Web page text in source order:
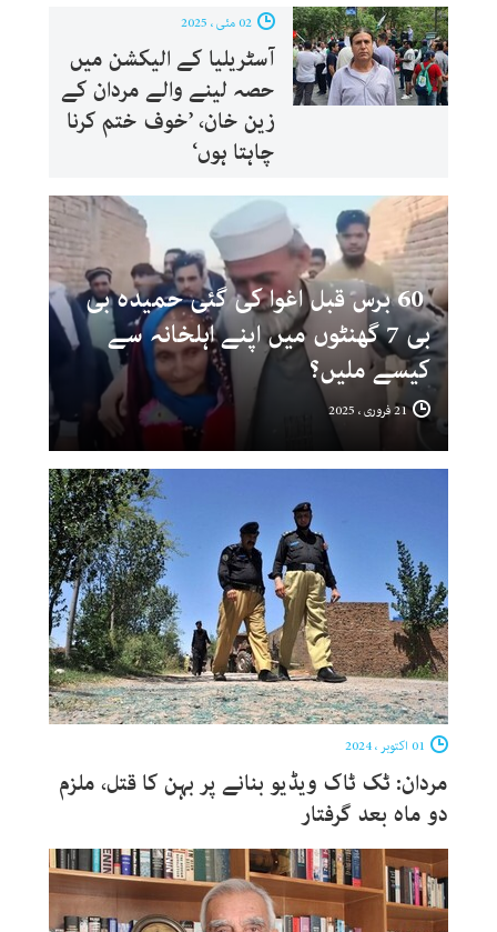
آسٹریلیا کے الیکشن میں
حصہ لینے والے مردان کے
زین خان، ’خوف ختم کرنا
چاہتا ہوں‘
60 برس قبل اغوا کی گئی حمیدہ بی
بی 7 گھنٹوں میں اپنے اہلخانہ سے
کیسے ملیں؟
21 فروری ، 2025
مردان: ٹک ٹاک ویڈیو بنانے پر بہن کا قتل، ملزم
دو ماہ بعد گرفتار